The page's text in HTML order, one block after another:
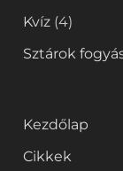
Kvíz (4)
Sztárok
Kezdőlap
Cikkek